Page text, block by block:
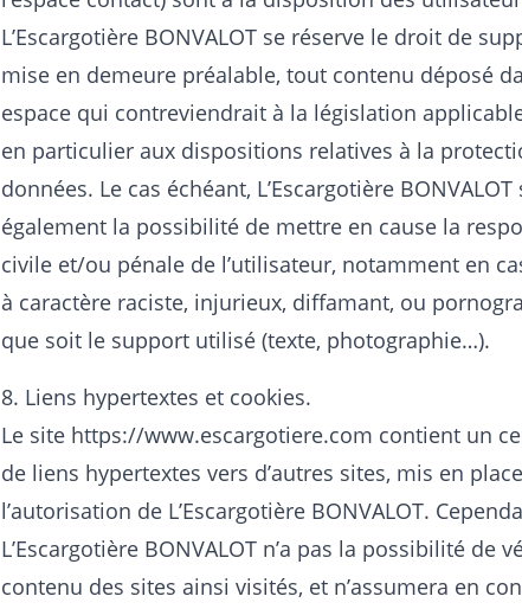
L’Escargotière BONVALOT se réserve le droit de
mise en demeure préalable, tout contenu déposé
espace qui contreviendrait à la législation
en particulier aux dispositions relatives à la
données. Le cas échéant, L’Escargotière
également la possibilité de mettre en cause la
civile et/ou pénale de l’utilisateur, notamment en
à caractère raciste, injurieux, diffamant, ou
que soit le support utilisé (texte, photographie…).
8. Liens hypertextes et cookies.
Le site https://www.escargotiere.com contient un
de liens hypertextes vers d’autres sites, mis en
l’autorisation de L’Escargotière BONVALOT.
L’Escargotière BONVALOT n’a pas la possibilité de
contenu des sites ainsi visités, et n’assumera en